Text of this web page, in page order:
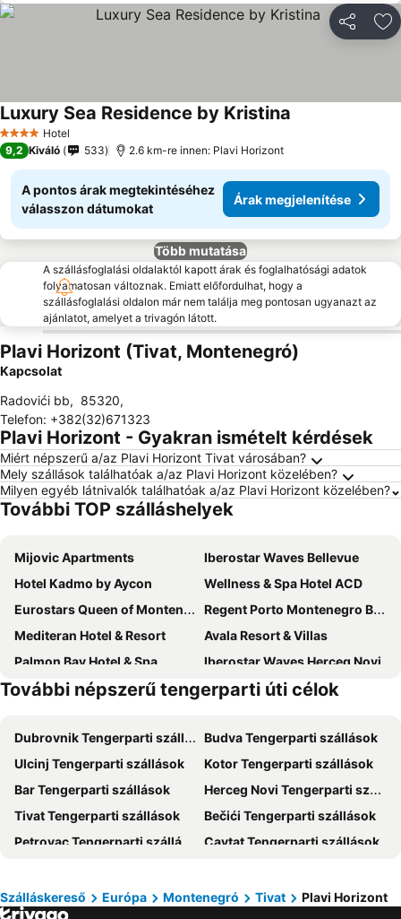
4 KategóriaHotel
Luxury Sea Residence by Kristina
9,2 Kiváló 533 2.6 km-re innen: Plavi Horizont
A pontos árak megtekintéséhez
válasszon dátumokat
Árak megjelenítése
Több mutatása
A szállásfoglalási oldalaktól kapott árak és foglalhatósági adatok
folyamatosan változnak. Emiatt előfordulhat, hogy a
szállásfoglalási oldalon már nem találja meg pontosan ugyanazt az
ajánlatot, amelyet a trivagón látott.
Plavi Horizont (Tivat, Montenegró)
Kapcsolat
Radovići bb, 85320,
Telefon: +382(32)671323
Plavi Horizont - Gyakran ismételt kérdések
Miért népszerű a/az Plavi Horizont Tivat városában?
Mely szállások találhatóak a/az Plavi Horizont közelében?
Milyen egyéb látnivalók találhatóak a/az Plavi Horizont közelében?
További TOP szálláshelyek
Mijovic Apartments
Iberostar Waves Bellevue
Hotel Kadmo by Aycon
Wellness & Spa Hotel ACD
Eurostars Queen of Montenegro
Regent Porto Montenegro By Ihg
Mediteran Hotel & Resort
Avala Resort & Villas
Palmon Bay Hotel & Spa
Iberostar Waves Herceg Novi
Hotel Oaza
Hotel Aruba
Lazure Hotel & Marina
Katamare Hotel
Apartments Holiday
Iberostar Waves Slavija
Hotel Bracera
Hotel Vladimir
Hotel Max Prestige
Crowne Plaza Budva by IHG
Hotel Aleksandar
Hotel Harmonia by Dukley
Splendid Conference & Spa Resort
Agape Rose
További népszerű tengerparti úti célok
Dubrovnik Tengerparti szállások
Budva Tengerparti szállások
Ulcinj Tengerparti szállások
Kotor Tengerparti szállások
Bar Tengerparti szállások
Herceg Novi Tengerparti szállások
Tivat Tengerparti szállások
Bečići Tengerparti szállások
Petrovac Tengerparti szállások
Cavtat Tengerparti szállások
Mlini Tengerparti szállások
Shkodra Tengerparti szállások
Szálláskereső Európa Montenegró Tivat Plavi Horizont